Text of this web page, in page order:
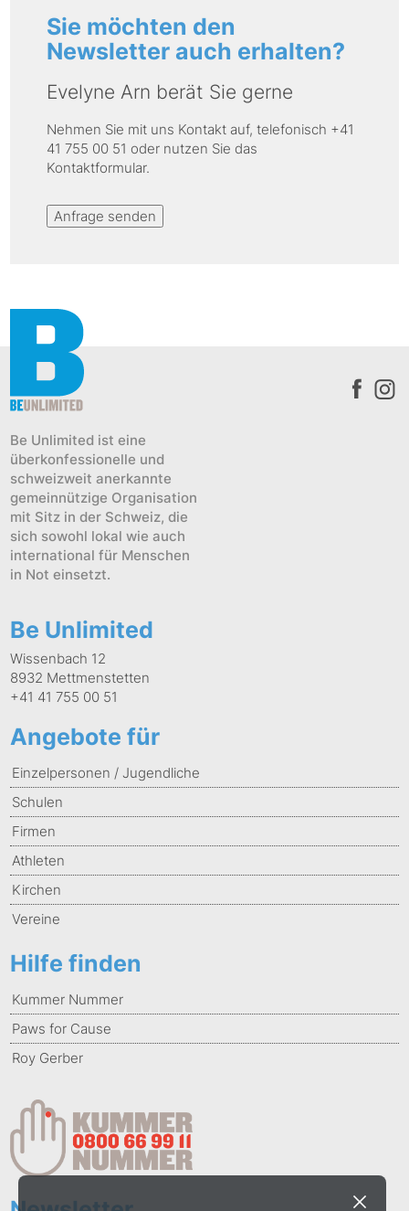
Sie möchten den
Newsletter auch erhalten?
Evelyne Arn berät Sie gerne
Nehmen Sie mit uns Kontakt auf, telefonisch +41
41 755 00 51 oder nutzen Sie das
Kontaktformular.
Anfrage senden
Be Unlimited ist eine
überkonfessionelle und
schweizweit anerkannte
gemeinnützige Organisation
mit Sitz in der Schweiz, die
sich sowohl lokal wie auch
international für Menschen
in Not einsetzt.
Be Unlimited
Wissenbach 12
8932 Mettmenstetten
+41 41 755 00 51
Angebote für
Einzelpersonen / Jugendliche
Schulen
Firmen
Athleten
Kirchen
Vereine
Hilfe finden
Kummer Nummer
Paws for Cause
Roy Gerber